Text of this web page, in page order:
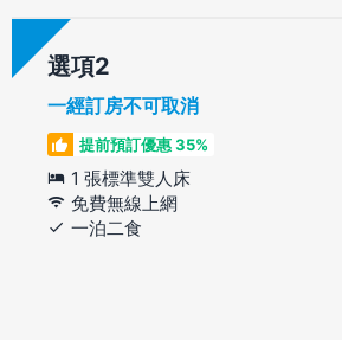
選項
一經訂房不可取消
提前預訂優惠 35%
1 張標準雙人床
免費無線上網
一泊二食